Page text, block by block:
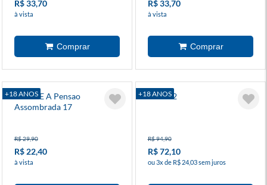
R$ 33,70
à vista
R$ 33,70
à vista
+18 ANOS
Yuuna E A Pensao
Assombrada 17
R$ 29,90
R$ 22,40
à vista
+18 ANOS
Tomie 2
R$ 94,90
R$ 72,10
ou 3x de R$ 24,03 sem juros